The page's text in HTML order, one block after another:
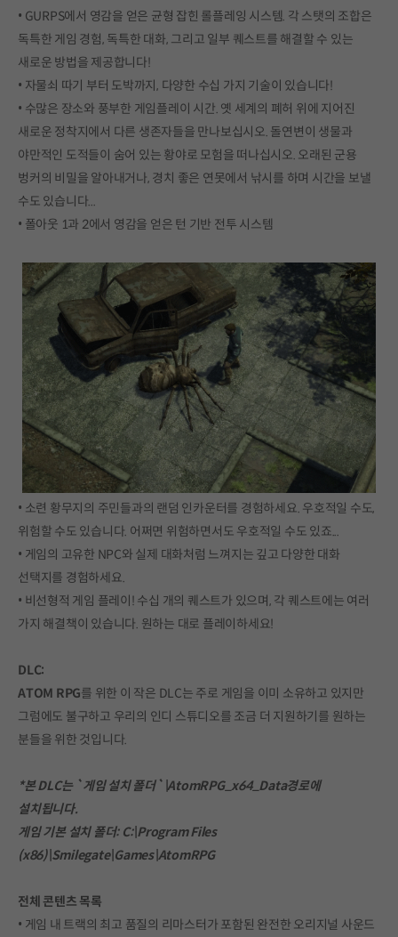
• GURPS에서 영감을 얻은 균형 잡힌 롤플레잉 시스템. 각 스탯의 조합은
독특한 게임 경험, 독특한 대화, 그리고 일부 퀘스트를 해결할 수 있는
새로운 방법을 제공합니다!
• 자물쇠 따기 부터 도박까지, 다양한 수십 가지 기술이 있습니다!
• 수많은 장소와 풍부한 게임플레이 시간. 옛 세계의 폐허 위에 지어진
새로운 정착지에서 다른 생존자들을 만나보십시오. 돌연변이 생물과
야만적인 도적들이 숨어 있는 황야로 모험을 떠나십시오. 오래된 군용
벙커의 비밀을 알아내거나, 경치 좋은 연못에서 낚시를 하며 시간을 보낼
수도 있습니다...
• 폴아웃 1과 2에서 영감을 얻은 턴 기반 전투 시스템
• 소련 황무지의 주민들과의 랜덤 인카운터를 경험하세요. 우호적일 수도,
위험할 수도 있습니다. 어쩌면 위험하면서도 우호적일 수도 있죠...
• 게임의 고유한 NPC와 실제 대화처럼 느껴지는 깊고 다양한 대화
선택지를 경험하세요.
• 비선형적 게임 플레이! 수십 개의 퀘스트가 있으며, 각 퀘스트에는 여러
가지 해결책이 있습니다. 원하는 대로 플레이하세요!
DLC:
ATOM RPG를 위한 이 작은 DLC는 주로 게임을 이미 소유하고 있지만
그럼에도 불구하고 우리의 인디 스튜디오를 조금 더 지원하기를 원하는
분들을 위한 것입니다.
*본 DLC는 `게임 설치 폴더`\AtomRPG_x64_Data경로에
설치됩니다.
게임 기본 설치 폴더: C:\Program Files
(x86)\Smilegate\Games\AtomRPG
전체 콘텐츠 목록
• 게임 내 트랙의 최고 품질의 리마스터가 포함된 완전한 오리지널 사운드